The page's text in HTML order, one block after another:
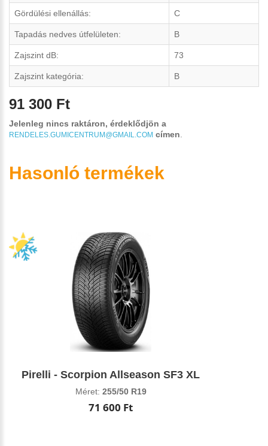
Gördülési ellenállás: C
Tapadás nedves útfelületen: B
Zajszint dB: 73
Zajszint kategória: B
91 300 Ft
Jelenleg nincs raktáron, érdeklődjön a
RENDELES.GUMICENTRUM@GMAIL.COM címen
Hasonló termékek
Pirelli - Scorpion Allseason SF3 XL
Méret: 255/50 R19
71 600 Ft